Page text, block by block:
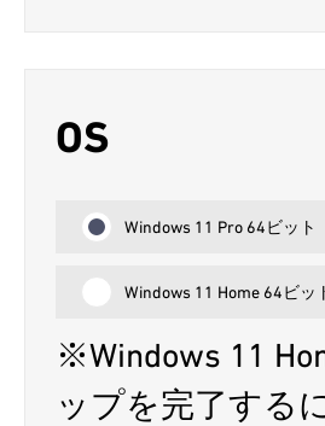
OS
Windows 11 Pro 64ビット
Windows 11 Home 64ビッ
※Windows 11
ップを完了する